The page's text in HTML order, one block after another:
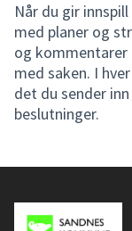
Når du gir
med planer og
og kommentarer
med saken. I
det du sender
beslutninger.